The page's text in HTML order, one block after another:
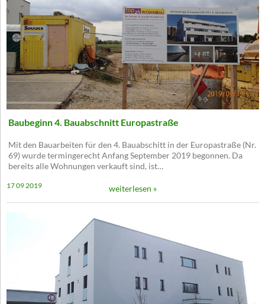
Baubeginn 4. Bauabschnitt Europastraße
Mit den Bauarbeiten für den 4. Bauabschitt in der Europastraße (Nr.
69) wurde termingerecht Anfang September 2019 begonnen. Da
bereits alle Wohnungen verkauft sind, ist…
weiterlesen »
17 09 2019